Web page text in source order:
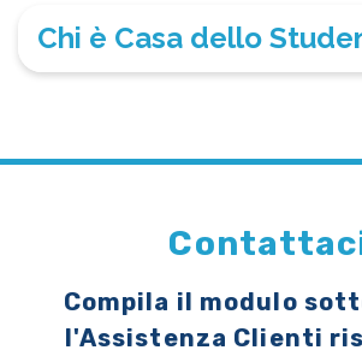
Chi è Casa dello
Compila il modulo
l'Assistenza Clienti